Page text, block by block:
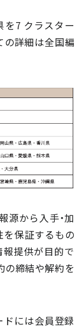
を7 クラスター
の詳細は全国編
から入手・加
を保証するもの
報提供が目的で
の締結や解約を
ドには会員登録